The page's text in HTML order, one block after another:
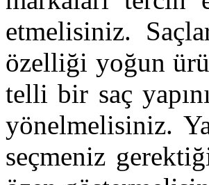
etmelisiniz.
özelliği yoğun
telli bir saç
yönelmelisiniz.
seçmeniz